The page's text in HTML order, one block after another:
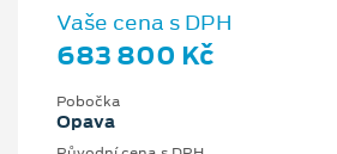
Vaše cena s DPH
683 800 Kč
Pobočka
Opava